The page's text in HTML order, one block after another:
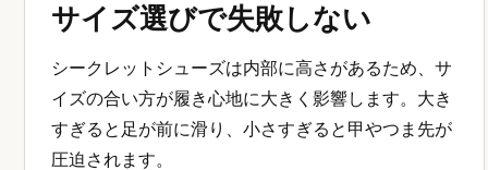
サイズ選びで失敗しない
シークレットシューズは内部に高さがあるため、サ
イズの合い方が履き心地に大きく影響します。大き
すぎると足が前に滑り、小さすぎると甲やつま先が
圧迫されます。